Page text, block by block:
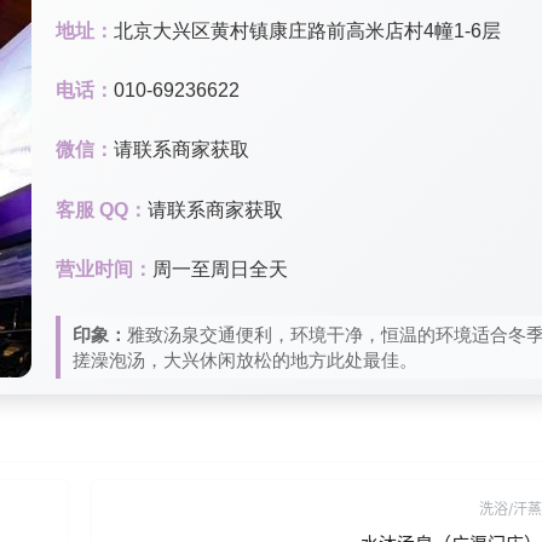
地址： 北京大兴区黄村镇康庄路前高米店村4幢1-6层
电话： 010-69236622
微信： 请联系商家获取
客服 QQ： 请联系商家获取
营业时间： 周一至周日全天
印象： 雅致汤泉交通便利，环境干净，恒温的环境适合冬
搓澡泡汤，大兴休闲放松的地方此处最佳。
洗浴/汗蒸